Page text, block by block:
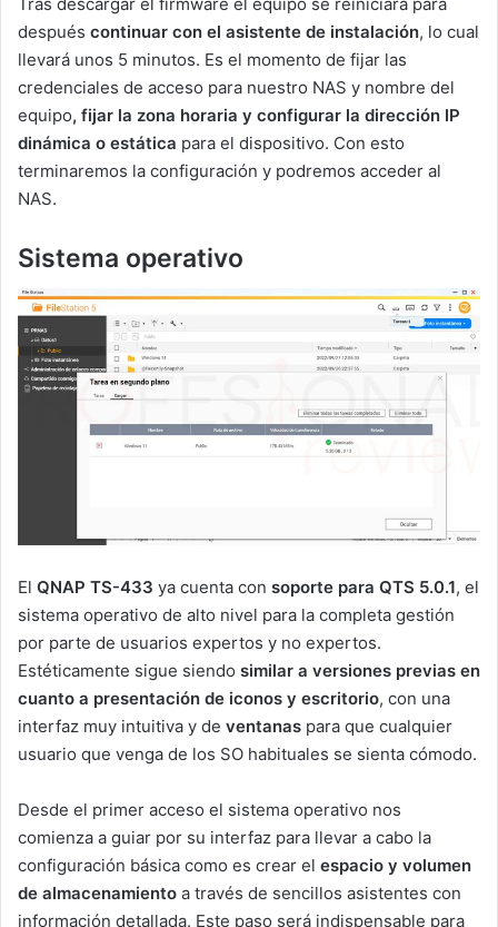
después continuar con el asistente de instalación, lo cual
llevará unos 5 minutos. Es el momento de fijar las
credenciales de acceso para nuestro NAS y nombre del
equipo, fijar la zona horaria y configurar la dirección IP
dinámica o estática para el dispositivo. Con esto
terminaremos la configuración y podremos acceder al
NAS.
Sistema operativo
El QNAP TS-433 ya cuenta con soporte para QTS 5.0.1, el
sistema operativo de alto nivel para la completa gestión
por parte de usuarios expertos y no expertos.
Estéticamente sigue siendo similar a versiones previas en
cuanto a presentación de iconos y escritorio, con una
interfaz muy intuitiva y de ventanas para que cualquier
usuario que venga de los SO habituales se sienta cómodo.
Desde el primer acceso el sistema operativo nos
comienza a guiar por su interfaz para llevar a cabo la
configuración básica como es crear el espacio y volumen
de almacenamiento a través de sencillos asistentes con
información detallada. Este paso será indispensable para